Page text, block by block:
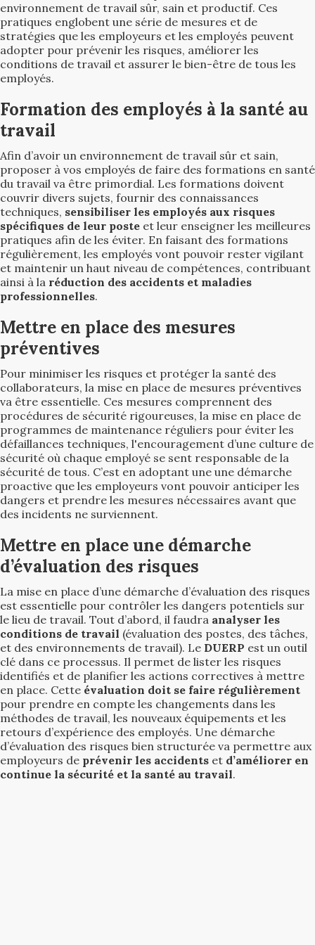
environnement de travail sûr, sain et productif. Ces
pratiques englobent une série de mesures et de
stratégies que les employeurs et les employés peuvent
adopter pour prévenir les risques, améliorer les
conditions de travail et assurer le bien-être de tous les
employés.
Formation des employés à la santé au
travail
Afin d’avoir un environnement de travail sûr et sain,
proposer à vos employés de faire des formations en santé
du travail va être primordial. Les formations doivent
couvrir divers sujets, fournir des connaissances
techniques, sensibiliser les employés aux risques
spécifiques de leur poste et leur enseigner les meilleures
pratiques afin de les éviter. En faisant des formations
régulièrement, les employés vont pouvoir rester vigilant
et maintenir un haut niveau de compétences, contribuant
ainsi à la réduction des accidents et maladies
professionnelles.
Mettre en place des mesures
préventives
Pour minimiser les risques et protéger la santé des
collaborateurs, la mise en place de mesures préventives
va être essentielle. Ces mesures comprennent des
procédures de sécurité rigoureuses, la mise en place de
programmes de maintenance réguliers pour éviter les
défaillances techniques, l'encouragement d’une culture de
sécurité où chaque employé se sent responsable de la
sécurité de tous. C’est en adoptant une une démarche
proactive que les employeurs vont pouvoir anticiper les
dangers et prendre les mesures nécessaires avant que
des incidents ne surviennent.
Mettre en place une démarche
d’évaluation des risques
La mise en place d’une démarche d’évaluation des risques
est essentielle pour contrôler les dangers potentiels sur
le lieu de travail. Tout d’abord, il faudra analyser les
conditions de travail (évaluation des postes, des tâches,
et des environnements de travail). Le DUERP est un outil
clé dans ce processus. Il permet de lister les risques
identifiés et de planifier les actions correctives à mettre
en place. Cette évaluation doit se faire régulièrement
pour prendre en compte les changements dans les
méthodes de travail, les nouveaux équipements et les
retours d’expérience des employés. Une démarche
d’évaluation des risques bien structurée va permettre aux
employeurs de prévenir les accidents et d’améliorer en
continue la sécurité et la santé au travail.